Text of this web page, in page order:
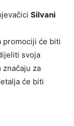
Silvani
promociji će biti
svoja
za
će biti